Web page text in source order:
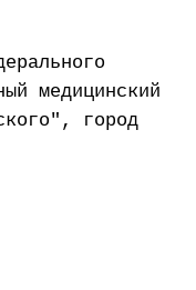
медицинский
город